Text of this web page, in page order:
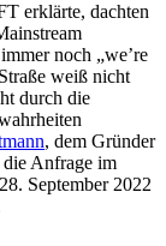
erklärte, dachten
noch „we’re
weiß nicht
durch die
, dem Gründer
Anfrage im
September 2022